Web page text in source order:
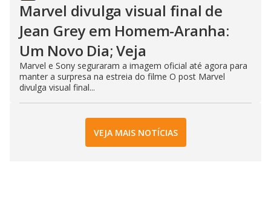
Marvel divulga visual final de
Jean Grey em Homem-Aranha:
Um Novo Dia; Veja
Marvel e Sony seguraram a imagem oficial até agora para
manter a surpresa na estreia do filme O post Marvel
divulga visual final...
VEJA MAIS NOTÍCIAS